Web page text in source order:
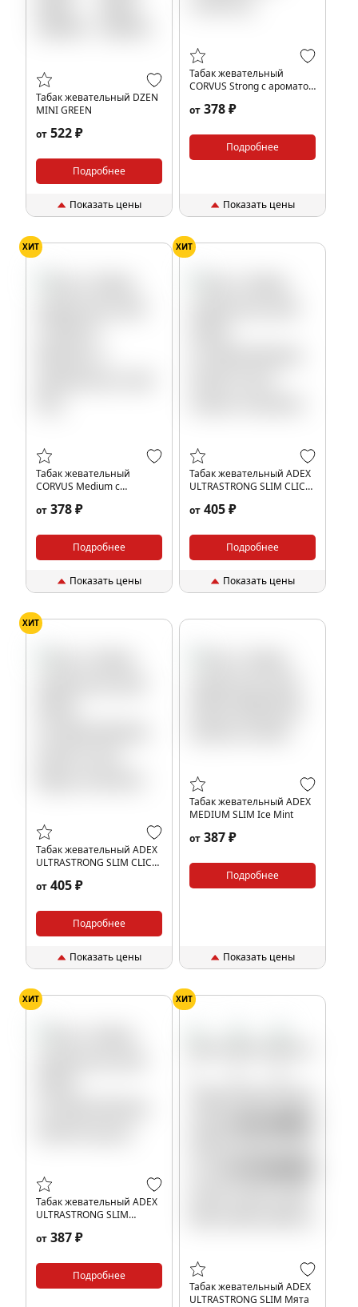
Табак жевательный DZEN
MINI GREEN
от 522 ₽
Подробнее
Показать цены
Табак жевательный
CORVUS Strong с ароматом
от 378 ₽
Подробнее
Показать цены
ХИТ
Табак жевательный
CORVUS Medium с
от 378 ₽
Подробнее
Показать цены
ХИТ
Табак жевательный ADEX
ULTRASTRONG SLIM CLICK
от 405 ₽
Подробнее
Показать цены
ХИТ
Табак жевательный ADEX
ULTRASTRONG SLIM CLICK
от 405 ₽
Подробнее
Показать цены
Табак жевательный ADEX
MEDIUM SLIM Ice Mint
от 387 ₽
Подробнее
Показать цены
ХИТ
Табак жевательный ADEX
ULTRASTRONG SLIM
от 387 ₽
Подробнее
ХИТ
Табак жевательный ADEX
ULTRASTRONG SLIM Мята